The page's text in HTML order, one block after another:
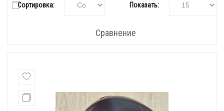
Сортировка: Показать:
Сравнение